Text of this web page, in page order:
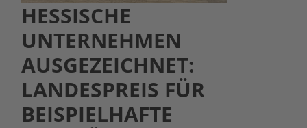
HESSISCHE
UNTERNEHMEN
AUSGEZEICHNET:
LANDESPREIS FÜR
BEISPIELHAFTE